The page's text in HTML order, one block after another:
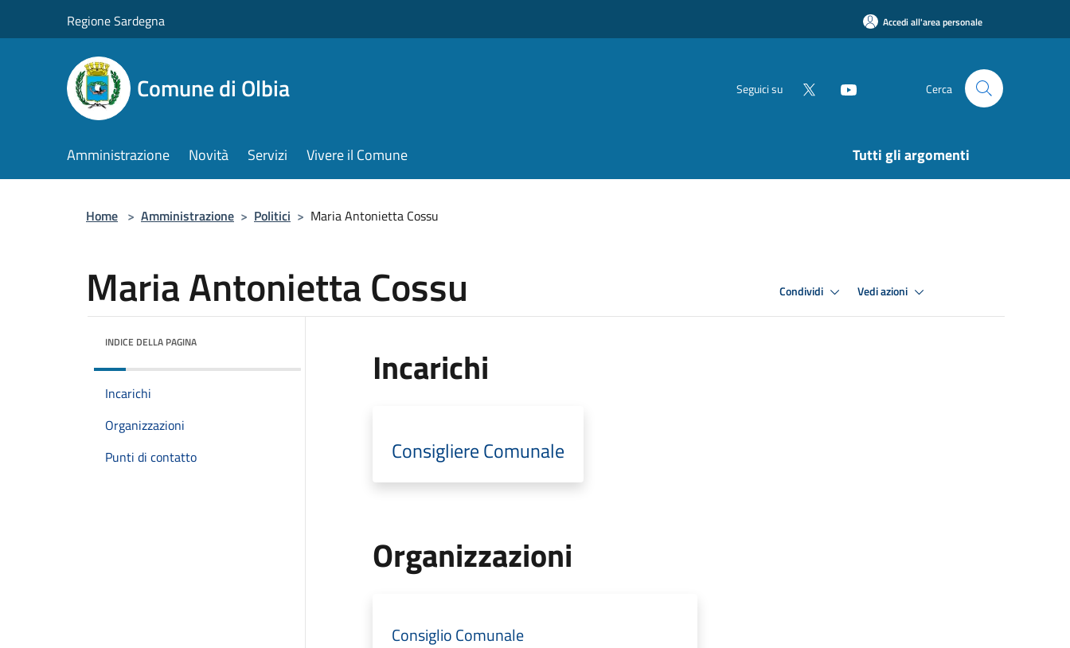
Regione Sardegna Accedi all'area personale
Comune di Olbia Seguici su Cerca
Amministrazione Novità Servizi Vivere il Comune Tutti gli argomenti
Home > Amministrazione > Politici > Maria Antonietta Cossu
Maria Antonietta Cossu Condividi Vedi azioni
INDICE DELLA PAGINA
Incarichi
Organizzazioni
Punti di contatto
Incarichi
Consigliere Comunale
Organizzazioni
Consiglio Comunale